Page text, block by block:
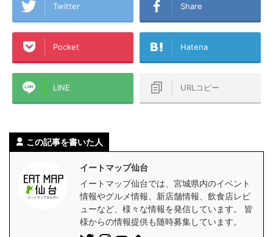
Twitter Share
Pocket Hatena
LINE URLコピー
この記事を書いた人
イートマップ仙台
イートマップ仙台では、宮城県内のイベント
情報やグルメ情報、新店舗情報、飲食店レビ
ューなど、様々な情報を発信しています。 皆
様からの情報提供も随時募集しています。